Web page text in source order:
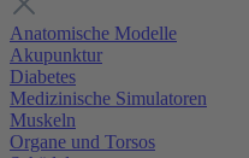
Anatomische Modelle
Akupunktur
Diabetes
Medizinische Simulatoren
Muskeln
Organe und Torsos